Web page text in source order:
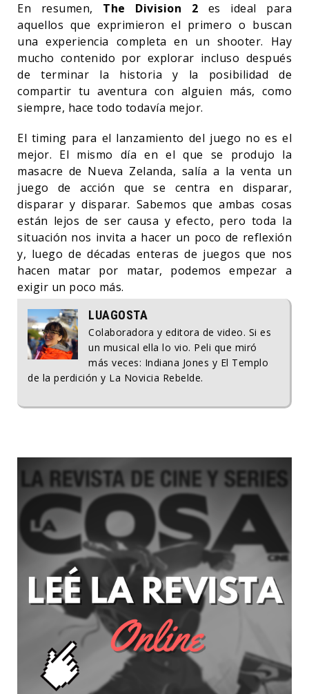
En resumen, The Division 2 es ideal para
aquellos que exprimieron el primero o buscan
una experiencia completa en un shooter. Hay
mucho contenido por explorar incluso después
de terminar la historia y la posibilidad de
compartir tu aventura con alguien más, como
siempre, hace todo todavía mejor.
El timing para el lanzamiento del juego no es el
mejor. El mismo día en el que se produjo la
masacre de Nueva Zelanda, salía a la venta un
juego de acción que se centra en disparar,
disparar y disparar. Sabemos que ambas cosas
están lejos de ser causa y efecto, pero toda la
situación nos invita a hacer un poco de reflexión
y, luego de décadas enteras de juegos que nos
hacen matar por matar, podemos empezar a
exigir un poco más.
LUAGOSTA
Colaboradora y editora de video. Si es
un musical ella lo vio. Peli que miró
más veces: Indiana Jones y El Templo
de la perdición y La Novicia Rebelde.